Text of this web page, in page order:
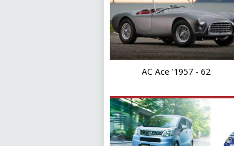
AC Ace '1957 - 62